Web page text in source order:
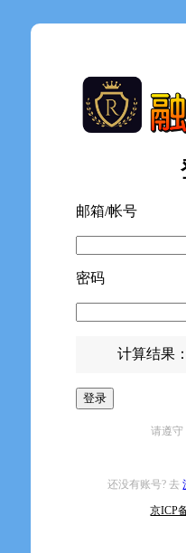
邮箱/帐号
密码
计算结果
登录
请遵守
还没有账号? 去
京ICP